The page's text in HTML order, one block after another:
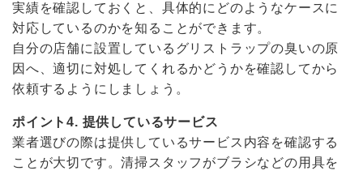
実績を確認しておくと、具体的にどのようなケースに
対応しているのかを知ることができます。
自分の店舗に設置しているグリストラップの臭いの原
因へ、適切に対処してくれるかどうかを確認してから
依頼するようにしましょう。
ポイント4. 提供しているサービス
業者選びの際は提供しているサービス内容を確認する
ことが大切です。清掃スタッフがブラシなどの用具を